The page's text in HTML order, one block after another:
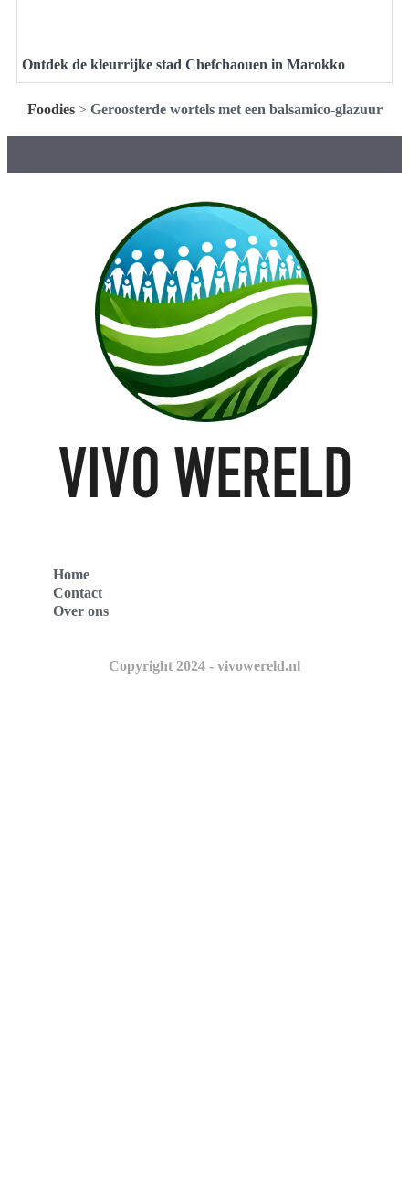
Ontdek de kleurrijke stad Chefchaouen in Marokko
Foodies> Geroosterde wortels met een balsamico-glazuur
Home
Contact
Over ons
Copyright 2024 - vivowereld.nl